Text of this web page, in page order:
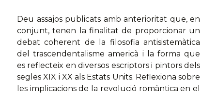
Deu assajos publicats amb anterioritat que, en
conjunt, tenen la finalitat de proporcionar un
debat coherent de la filosofia antisistemàtica
del trascendentalisme americà i la forma que
es reflecteix en diversos escriptors i pintors dels
segles XIX i XX als Estats Units. Reflexiona sobre
les implicacions de la revolució romàntica en el